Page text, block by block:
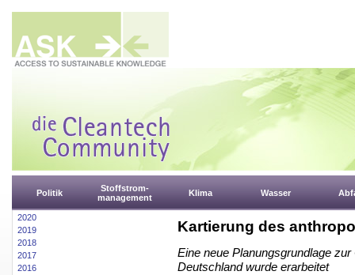
Politik
Stoffstrom-
management
Klima Wasser
2020
2019
2018
2017
2016
Kartierung des
Eine neue Planungsgrundlage
Deutschland wurde erarbeitet